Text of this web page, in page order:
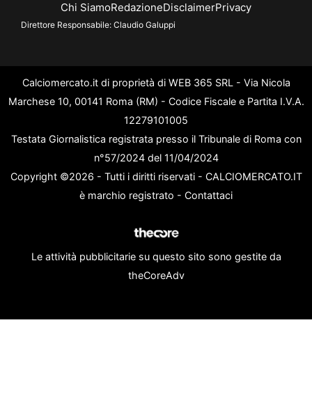
Chi SiamoRedazioneDisclaimerPrivacy
Direttore Responsabile: Claudio Galuppi
Calciomercato.it di proprietà di WEB 365 SRL - Via Nicola
Marchese 10, 00141 Roma (RM) - Codice Fiscale e Partita I.V.A.
12279101005
Testata Giornalistica registrata presso il Tribunale di Roma con
n°57/2024 del 11/04/2024
Copyright ©2026 - Tutti i diritti riservati - CALCIOMERCATO.IT
è marchio registrato - Contattaci
Le attività pubblicitarie su questo sito sono gestite da
theCoreAdv